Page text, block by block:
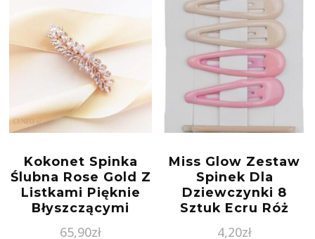
Kokonet Spinka
Ślubna Rose Gold Z
Listkami Pięknie
Błyszczącymi
Cyrkoniami
65,90zł
Miss Glow Zestaw
Spinek Dla
Dziewczynki 8
Sztuk Ecru Róż
4,20zł